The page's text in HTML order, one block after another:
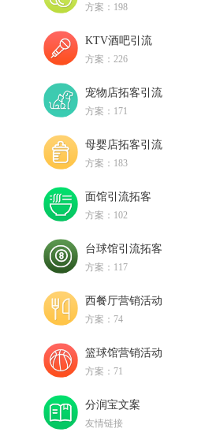
方案：198
KTV酒吧引流
方案：226
宠物店拓客引流
方案：171
母婴店拓客引流
方案：183
面馆引流拓客
方案：102
台球馆引流拓客
方案：117
西餐厅营销活动
方案：74
篮球馆营销活动
方案：71
分润宝文案
友情链接